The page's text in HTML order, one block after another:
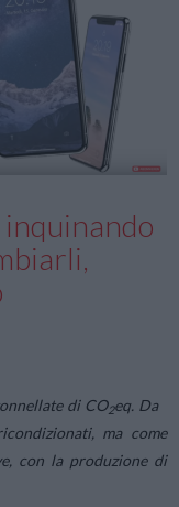
di CO2eq. Da
ma come
con la produzione di